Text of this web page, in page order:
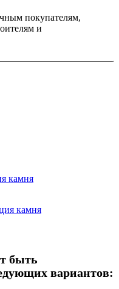
покупателям,
и
камня
быть
вариантов: